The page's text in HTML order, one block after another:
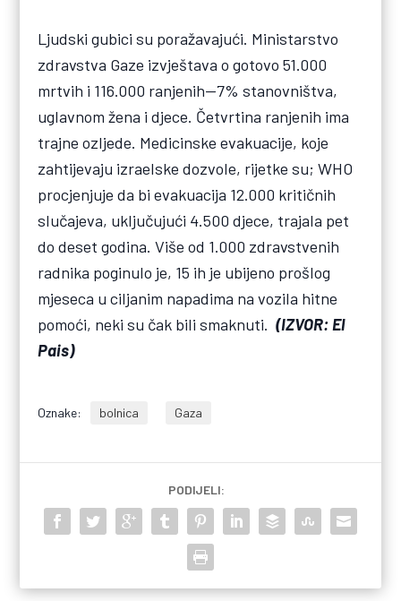
Ljudski gubici su poražavajući. Ministarstvo
zdravstva Gaze izvještava o gotovo 51.000
mrtvih i 116.000 ranjenih—7% stanovništva,
uglavnom žena i djece. Četvrtina ranjenih ima
trajne ozljede. Medicinske evakuacije, koje
zahtijevaju izraelske dozvole, rijetke su; WHO
procjenjuje da bi evakuacija 12.000 kritičnih
slučajeva, uključujući 4.500 djece, trajala pet
do deset godina. Više od 1.000 zdravstvenih
radnika poginulo je, 15 ih je ubijeno prošlog
mjeseca u ciljanim napadima na vozila hitne
pomoći, neki su čak bili smaknuti.(IZVOR: El
Pais)
Oznake: bolnica Gaza
PODIJELI: